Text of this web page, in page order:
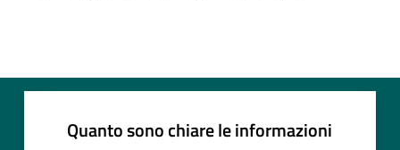
Quanto sono chiare le informazioni